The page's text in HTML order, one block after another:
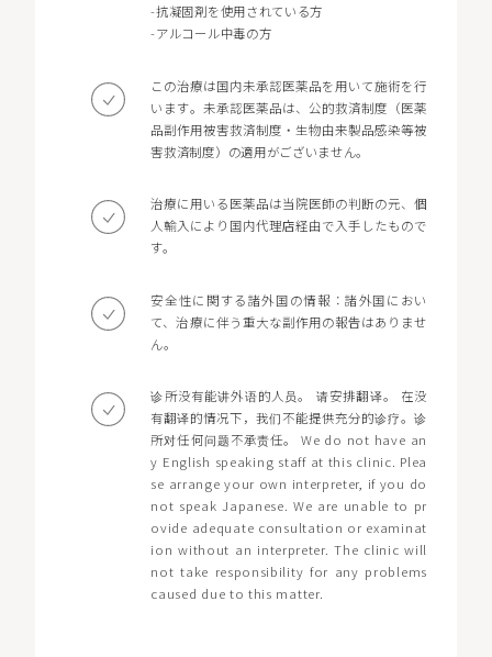
-抗凝固剤を使用されている方
-アルコール中毒の方
この治療は国内未承認医薬品を用いて施術を行
います。未承認医薬品は、公的救済制度（医薬
品副作用被害救済制度・生物由来製品感染等被
害救済制度）の適用がございません。
治療に用いる医薬品は当院医師の判断の元、個
人輸入により国内代理店経由で入手したもので
す。
安全性に関する諸外国の情報：諸外国におい
て、治療に伴う重大な副作用の報告はありませ
ん。
诊所没有能讲外语的人员。 请安排翻译。 在没
有翻译的情况下，我们不能提供充分的诊疗。诊
所对任何问题不承责任。 We do not have an
y English speaking staff at this clinic. Plea
se arrange your own interpreter, if you do
not speak Japanese. We are unable to pr
ovide adequate consultation or examinat
ion without an interpreter. The clinic will
not take responsibility for any problems
caused due to this matter.